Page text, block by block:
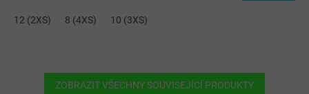
12 (2XS) 8 (4XS) 10 (3XS)
ZOBRAZIT VŠECHNY SOUVISEJÍCÍ PRODUKTY